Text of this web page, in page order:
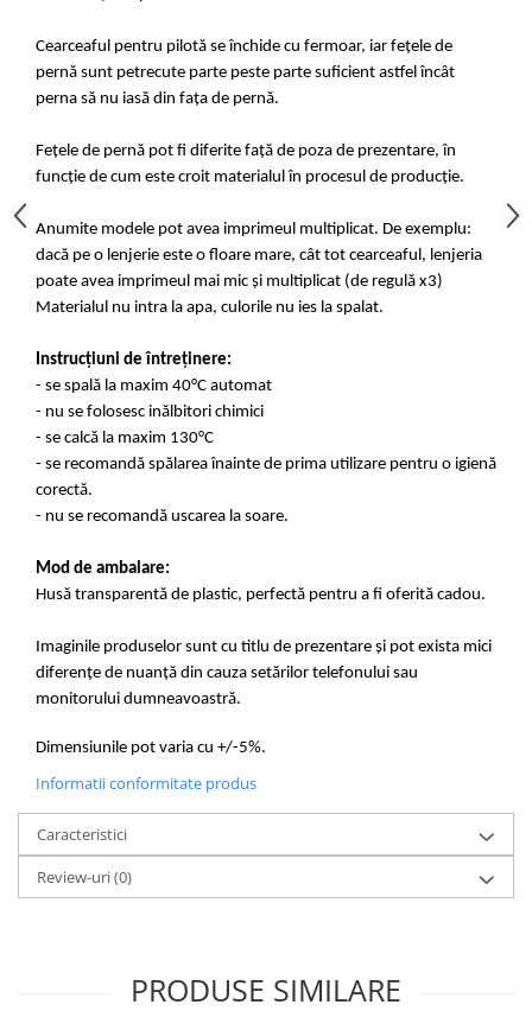
Cearceaful pentru pilotă se închide cu fermoar, iar fețele de
pernă sunt petrecute parte peste parte suficient astfel încât
perna să nu iasă din fața de pernă.
Fețele de pernă pot fi diferite față de poza de prezentare, în
funcție de cum este croit materialul în procesul de producție.
Anumite modele pot avea imprimeul multiplicat. De exemplu:
dacă pe o lenjerie este o floare mare, cât tot cearceaful, lenjeria
poate avea imprimeul mai mic și multiplicat (de regulă x3)
Materialul nu intra la apa, culorile nu ies la spalat.
Instrucțiuni de întreținere:
- se spală la maxim 40°C automat
- nu se folosesc inălbitori chimici
- se calcă la maxim 130°C
- se recomandă spălarea înainte de prima utilizare pentru o igienă
corectă.
- nu se recomandă uscarea la soare.
Mod de ambalare:
Husă transparentă de plastic, perfectă pentru a fi oferită cadou.
Imaginile produselor sunt cu titlu de prezentare și pot exista mici
diferențe de nuanță din cauza setărilor telefonului sau
monitorului dumneavoastră.
Dimensiunile pot varia cu +/-5%.
Informatii conformitate produs
Caracteristici
Review-uri(0)
PRODUSE SIMILARE